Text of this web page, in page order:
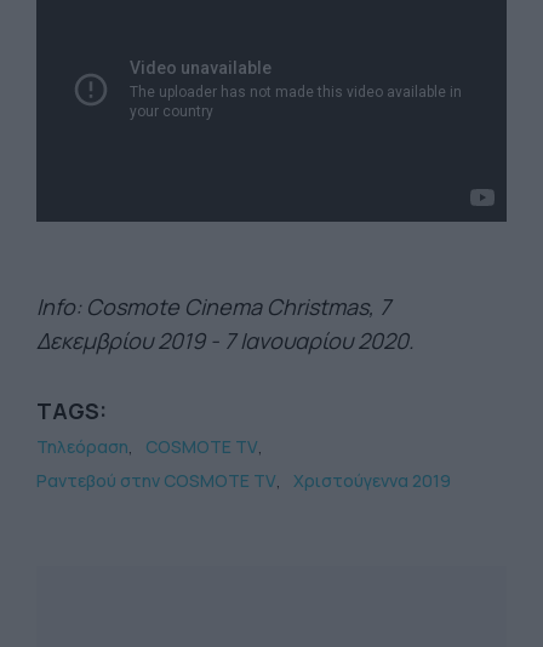
Info: Cosmote Cinema Christmas, 7
Δεκεμβρίου 2019 - 7 Ιανουαρίου 2020.
TAGS:
Τηλεόραση
COSMOTE TV
Ραντεβού στην COSMOTE TV
Χριστούγεννα 2019